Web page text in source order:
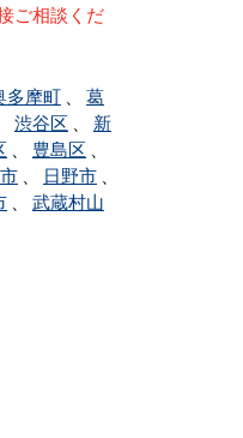
ご相談くだ
多摩町
葛
渋谷区
新
豊島区
日野市
武蔵村山